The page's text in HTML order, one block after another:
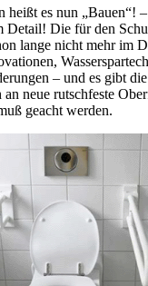
heißt es nun „Bauen“!
Detail! Die für den
lange nicht mehr im
– und es gibt
neue rutschfeste
geacht werden.